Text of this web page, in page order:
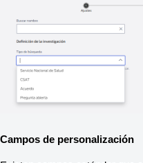
Campos de personalización